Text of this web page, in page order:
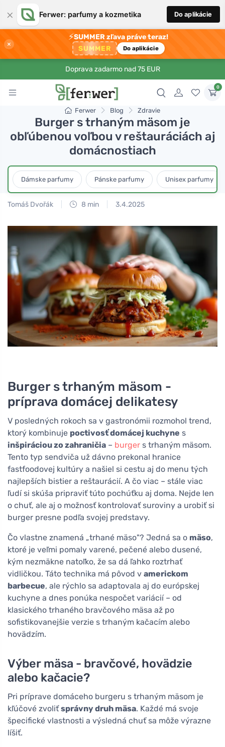
× Ferwer: parfumy a kozmetika Do aplikácie
×
⚡SUMMER zľava práve teraz!
SUMMER Do aplikácie
Doprava zadarmo nad 75 EUR
0
Ferwer Blog Zdravie
Burger s trhaným mäsom je
obľúbenou voľbou v reštauráciách aj
domácnostiach
Dámske parfumy Pánske parfumy Unisex parfumy
Tomáš Dvořák 8 min 3.4.2025
Burger s trhaným mäsom -
príprava domácej delikatesy
V posledných rokoch sa v gastronómii rozmohol trend,
ktorý kombinuje poctivosť domácej kuchyne s
inšpiráciou zo zahraničia – burger s trhaným mäsom.
Tento typ sendviča už dávno prekonal hranice
fastfoodovej kultúry a našiel si cestu aj do menu tých
najlepších bistier a reštaurácií. A čo viac – stále viac
ľudí si skúša pripraviť túto pochúťku aj doma. Nejde len
o chuť, ale aj o možnosť kontrolovať suroviny a urobiť si
burger presne podľa svojej predstavy.
Čo vlastne znamená „trhané mäso"? Jedná sa o mäso,
ktoré je veľmi pomaly varené, pečené alebo dusené,
kým nezmäkne natoľko, že sa dá ľahko roztrhať
vidličkou. Táto technika má pôvod v americkom
barbecue, ale rýchlo sa adaptovala aj do európskej
kuchyne a dnes ponúka nespočet variácií – od
klasického trhaného bravčového mäsa až po
sofistikovanejšie verzie s trhaným kačacím alebo
hovädzím.
Výber mäsa - bravčové, hovädzie
alebo kačacie?
Pri príprave domáceho burgeru s trhaným mäsom je
kľúčové zvoliťsprávny druh mäsa. Každé má svoje
špecifické vlastnosti a výsledná chuť sa môže výrazne
líšiť.